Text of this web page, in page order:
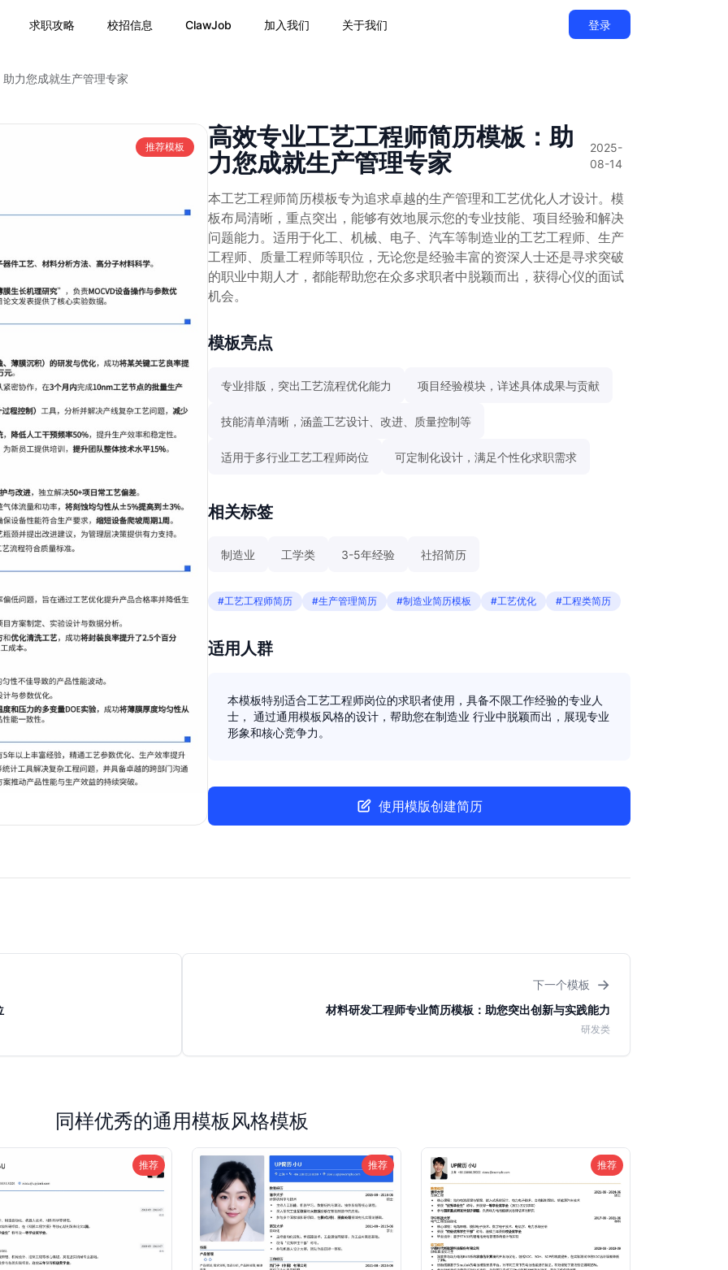
求职攻略 校招信息 ClawJob 加入我们 关于我们 登录
力您成就生产管理专家
推荐模板
高效专业工艺工程师简历模板：助
力您成就生产管理专家
2025-
08-14
本工艺工程师简历模板专为追求卓越的生产管理和工艺优化人才设计。模
板布局清晰，重点突出，能够有效地展示您的专业技能、项目经验和解决
问题能力。适用于化工、机械、电子、汽车等制造业的工艺工程师、生产
工程师、质量工程师等职位，无论您是经验丰富的资深人士还是寻求突破
的职业中期人才，都能帮助您在众多求职者中脱颖而出，获得心仪的面试
机会。
模板亮点
专业排版，突出工艺流程优化能力 项目经验模块，详述具体成果与贡献
技能清单清晰，涵盖工艺设计、改进、质量控制等
适用于多行业工艺工程师岗位 可定制化设计，满足个性化求职需求
相关标签
制造业 工学类 3-5年经验 社招简历
#工艺工程师简历 #生产管理简历 #制造业简历模板 #工艺优化 #工程类简历
适用人群
本模板特别适合工艺工程师岗位的求职者使用，具备不限工作经验的专业人
士， 通过通用模板风格的设计，帮助您在制造业 行业中脱颖而出，展现专业
形象和核心竞争力。
使用模版创建简历
下一个模板 →
材料研发工程师专业简历模板：助您突出创新与实践能力
研发类
同样优秀的通用模板风格模板
推荐 推荐 推荐